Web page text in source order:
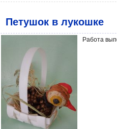
Петушок в лукошке
Работа